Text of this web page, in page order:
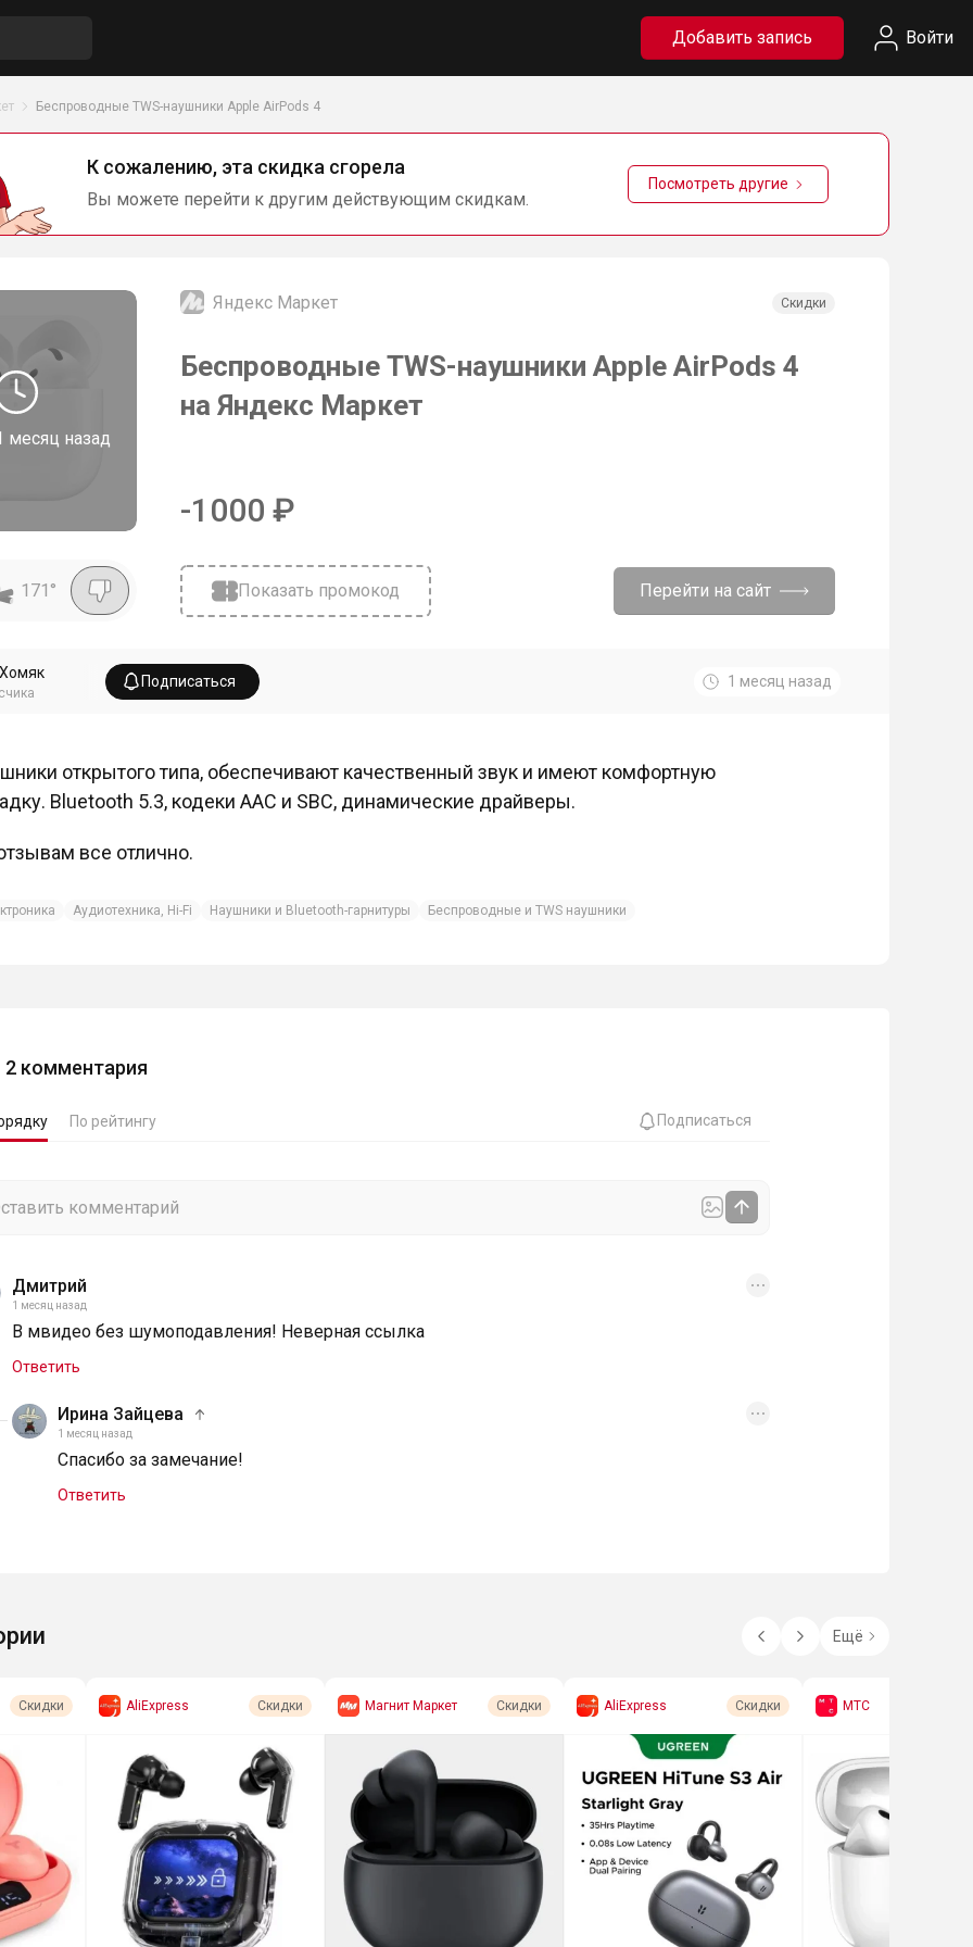
Добавить запись Войти
Беспроводные TWS-наушники Apple AirPods 4
К сожалению, эта скидка сгорела
Вы можете перейти к другим действующим скидкам.
Посмотреть другие
месяц назад
Яндекс Маркет Скидки
Беспроводные TWS-наушники Apple AirPods 4
на Яндекс Маркет
-1000 ₽
171 ° Показать промокод Перейти на сайт
Подписаться 1 месяц назад
открытого типа, обеспечивают качественный звук и имеют комфортную
Bluetooth 5.3, кодеки AAC и SBC, динамические драйверы.
все отлично.
Аудиотехника, Hi-Fi Наушники и Bluetooth-гарнитуры Беспроводные и TWS наушники
2 комментария
По рейтингу Подписаться
Дмитрий
1 месяц назад
В мвидео без шумоподавления! Неверная ссылка
Ответить
Ирина Зайцева
1 месяц назад
Спасибо за замечание!
Ответить
Ещё
Скидки AliExpress Скидки Магнит Маркет Скидки AliExpress Скидки МТС